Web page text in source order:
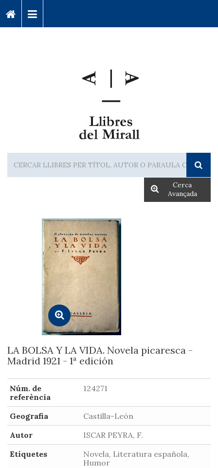
Cerca
Avançada
LA BOLSA Y LA VIDA. Novela picaresca -
Madrid 1921 - 1ª edición
Núm. de
referència
124271
Geografia
Castilla-León
Autor
ISCAR PEYRA, F.
Etiquetes
Novela, Literatura española,
Humor